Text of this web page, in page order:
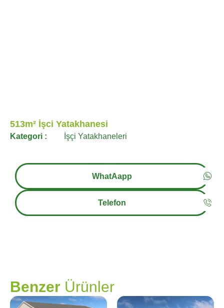
513m² İşci Yatakhanesi
Kategori : İşçi Yatakhaneleri
WhatAapp
Telefon
PRAMO
Benzer Ürünler